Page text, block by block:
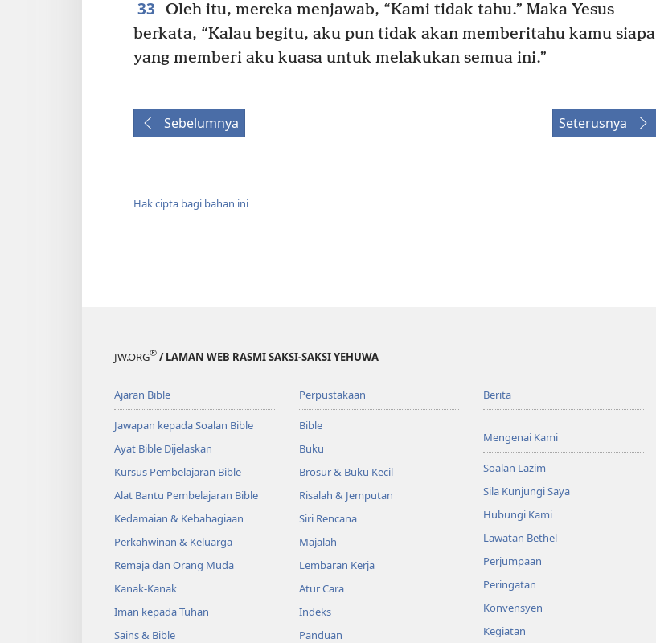
33
Oleh itu, mereka menjawab, “Kami tidak tahu.” Maka Yesus
berkata, “Kalau begitu, aku pun tidak akan memberitahu kamu siapa
yang memberi aku kuasa untuk melakukan semua ini.”
Sebelumnya Seterusnya
Hak cipta bagi bahan ini
JW.ORG® / LAMAN WEB RASMI SAKSI-SAKSI YEHUWA
Ajaran Bible
Jawapan kepada Soalan Bible
Ayat Bible Dijelaskan
Kursus Pembelajaran Bible
Alat Bantu Pembelajaran Bible
Kedamaian & Kebahagiaan
Perkahwinan & Keluarga
Remaja dan Orang Muda
Kanak-Kanak
Iman kepada Tuhan
Sains & Bible
Perpustakaan
Bible
Buku
Brosur & Buku Kecil
Risalah & Jemputan
Siri Rencana
Majalah
Lembaran Kerja
Atur Cara
Indeks
Panduan
Berita
Mengenai Kami
Soalan Lazim
Sila Kunjungi Saya
Hubungi Kami
Lawatan Bethel
Perjumpaan
Peringatan
Konvensyen
Kegiatan